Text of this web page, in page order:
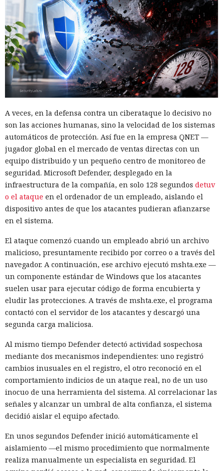
A veces, en la defensa contra un ciberataque lo decisivo no
son las acciones humanas, sino la velocidad de los sistemas
automáticos de protección. Así fue en la empresa QNET —
jugador global en el mercado de ventas directas con un
equipo distribuido y un pequeño centro de monitoreo de
seguridad. Microsoft Defender, desplegado en la
infraestructura de la compañía, en solo 128 segundos detuv
o el ataque en el ordenador de un empleado, aislando el
dispositivo antes de que los atacantes pudieran afianzarse
en el sistema.
El ataque comenzó cuando un empleado abrió un archivo
malicioso, presuntamente recibido por correo o a través del
navegador. A continuación, ese archivo ejecutó mshta.exe —
un componente estándar de Windows que los atacantes
suelen usar para ejecutar código de forma encubierta y
eludir las protecciones. A través de mshta.exe, el programa
contactó con el servidor de los atacantes y descargó una
segunda carga maliciosa.
Al mismo tiempo Defender detectó actividad sospechosa
mediante dos mecanismos independientes: uno registró
cambios inusuales en el registro, el otro reconoció en el
comportamiento indicios de un ataque real, no de un uso
inocuo de una herramienta del sistema. Al correlacionar las
señales y alcanzar un umbral de alta confianza, el sistema
decidió aislar el equipo afectado.
En unos segundos Defender inició automáticamente el
aislamiento —el mismo procedimiento que normalmente
realiza manualmente un especialista en seguridad. El